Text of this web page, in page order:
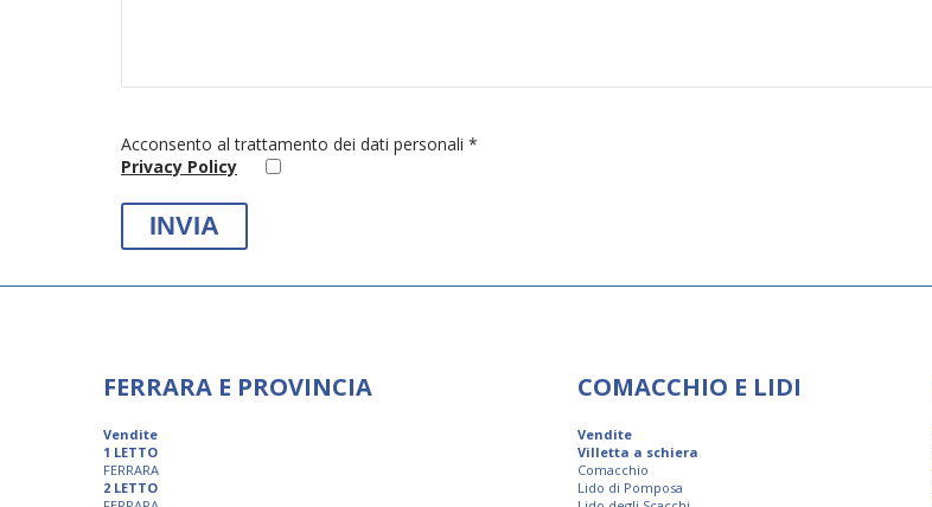
Acconsento al trattamento dei dati personali *
Privacy Policy
FERRARA E PROVINCIA
Vendite
1 LETTO
FERRARA
2 LETTO
COMACCHIO E LIDI
Vendite
Villetta a schiera
Comacchio
Lido di Pomposa